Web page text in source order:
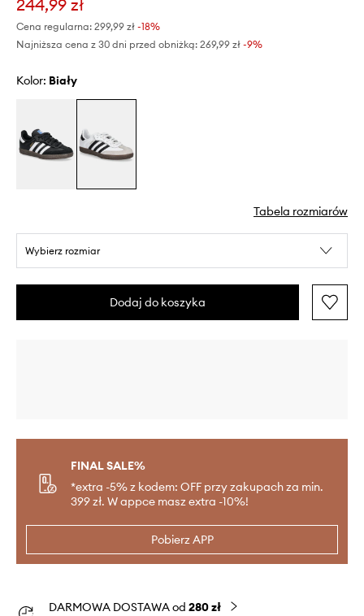
244,99 zł
Cena regularna: 299,99 zł -18%
Najniższa cena z 30 dni przed obniżką: 269,99 zł -9%
Kolor: biały
Tabela rozmiarów
Wybierz rozmiar
Dodaj do koszyka
FINAL SALE%
*extra -5% z kodem: OFF przy zakupach za min.
399 zł. W appce masz extra -10%!
Pobierz APP
DARMOWA DOSTAWA od 280 zł